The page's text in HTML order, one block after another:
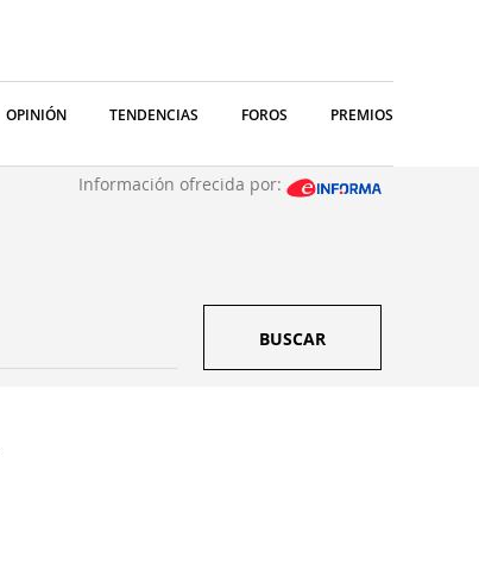
OPINIÓN TENDENCIAS FOROS PREMIOS
Información ofrecida por:
BUSCAR